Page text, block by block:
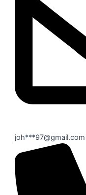
joh***97@gmail.com